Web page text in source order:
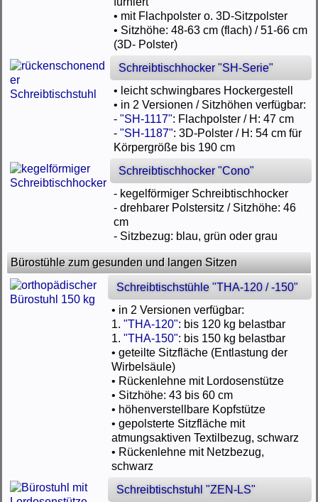
• mit Flachpolster o. 3D-Sitzpolster
• Sitzhöhe: 48-63 cm (flach) / 51-66 cm
(3D- Polster)
Schreibtischhocker "SH-Serie"
• leicht schwingbares Hockergestell
• in 2 Versionen / Sitzhöhen verfügbar:
- "SH-1117": Flachpolster / H: 47 cm
- "SH-1187": 3D-Polster / H: 54 cm für
Körpergröße bis 190 cm
Schreibtischhocker "Cono"
- kegelförmiger Schreibtischhocker
- drehbarer Polstersitz / Sitzhöhe: 46
cm
- Sitzbezug: blau, grün oder grau
Bürostühle zum gesunden und langen Sitzen
Schreibtischstühle "THA-120 / -150"
• in 2 Versionen verfügbar:
1. "THA-120": bis 120 kg belastbar
1. "THA-150": bis 150 kg belastbar
• geteilte Sitzfläche (Entlastung der
Wirbelsäule)
• Rückenlehne mit Lordosenstütze
• Sitzhöhe: 43 bis 60 cm
• höhenverstellbare Kopfstütze
• gepolsterte Sitzfläche mit
atmungsaktiven Textilbezug, schwarz
• Rückenlehne mit Netzbezug,
schwarz
Schreibtischstuhl "ZEN-LS"